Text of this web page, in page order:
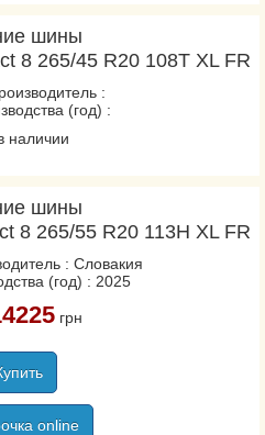
шины
8 265/45 R20 108T XL FR
:
(год) :
наличии
шины
8 265/55 R20 113H XL FR
: Словакия
(год) : 2025
грн
online